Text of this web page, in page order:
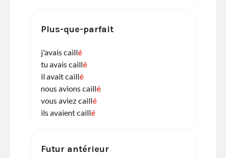
Plus-que-parfait
j'avais caillé
tu avais caillé
il avait caillé
nous avions caillé
vous aviez caillé
ils avaient caillé
Futur antérieur